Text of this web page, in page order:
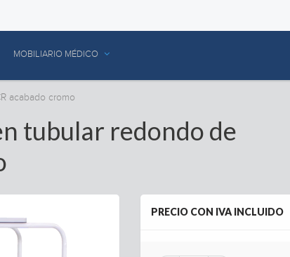
MOBILIARIO MÉDICO
acabado cromo
tubular redondo de
PRECIO CON IVA INCLUIDO